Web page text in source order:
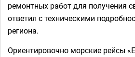
ремонтных работ для получения
ответил с техническими
региона.
Ориентировочно морские рейсы